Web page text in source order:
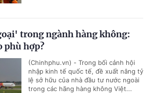
trong ngành hàng không:
phù hợp?
(Chinhphu.vn) - Trong bối cảnh hội
nhập kinh tế quốc tế, đề xuất nâng tỷ
lệ sở hữu của nhà đầu tư nước ngoài
trong các hãng hàng không Việt...